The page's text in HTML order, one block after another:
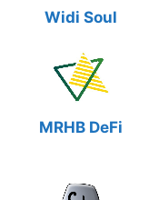
Widi Soul
MRHB DeFi